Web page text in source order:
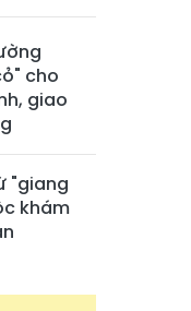
cho
giao
"giang
khám